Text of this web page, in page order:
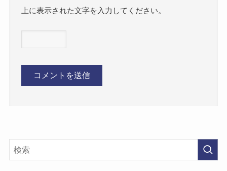
上に表示された文字を入力してください。